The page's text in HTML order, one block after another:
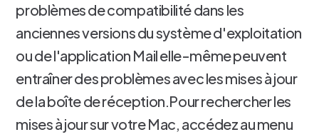
problèmes de compatibilité dans les
anciennes versions du système d'exploitation
ou de l'application Mail elle-même peuvent
entraîner des problèmes avec les mises à jour
de la boîte de réception.Pour rechercher les
mises à jour sur votre Mac, accédez au menu